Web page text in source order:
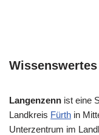
Langenzenn ist eine
Landkreis Fürth in
Unterzentrum im